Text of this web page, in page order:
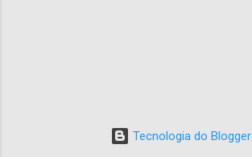
Tecnologia do Blogger